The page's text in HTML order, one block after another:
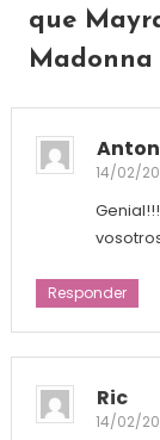
que
Madonna
14/02/
Responder
Ric
14/02/